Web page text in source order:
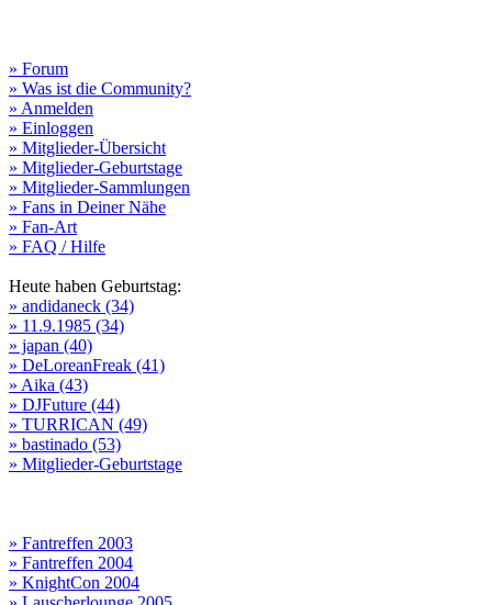
» Forum
» Was ist die Community?
» Anmelden
» Einloggen
» Mitglieder-Übersicht
» Mitglieder-Geburtstage
» Mitglieder-Sammlungen
» Fans in Deiner Nähe
» Fan-Art
» FAQ / Hilfe
Heute haben Geburtstag:
» andidaneck (34)
» 11.9.1985 (34)
» japan (40)
» DeLoreanFreak (41)
» Aika (43)
» DJFuture (44)
» TURRICAN (49)
» bastinado (53)
» Mitglieder-Geburtstage
» Fantreffen 2003
» Fantreffen 2004
» KnightCon 2004